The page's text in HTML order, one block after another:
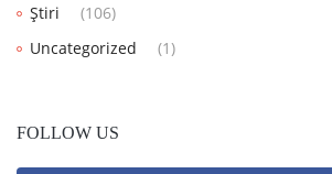
Știri
(106)
Uncategorized
(1)
FOLLOW US